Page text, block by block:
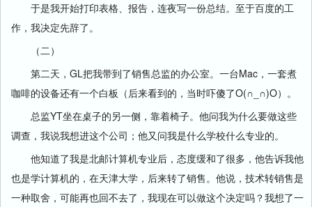
于是我开始打印表格、报告，连夜写一份总结。至于百度的工
作，我决定先辞了。
（二）
第二天，GL把我带到了销售总监的办公室。一台Mac，一套煮
咖啡的设备还有一个白板（后来看到的，当时吓傻了O(∩_∩)O）。
总监YT坐在桌子的另一侧，靠着椅子。他问我为什么要做这些
调查，我说我想进这个公司；他又问我是什么学校什么专业的。
他知道了我是北邮计算机专业后，态度缓和了很多，他告诉我他
也是学计算机的，在天津大学，后来转了销售。他说，技术转销售是
一种取舍，可能再也回不去了，我现在可以做这个决定吗？我想了一